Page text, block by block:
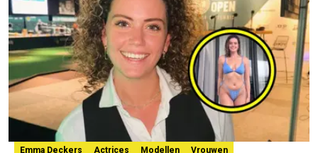
Emma Deckers Actrices Modellen Vrouwen